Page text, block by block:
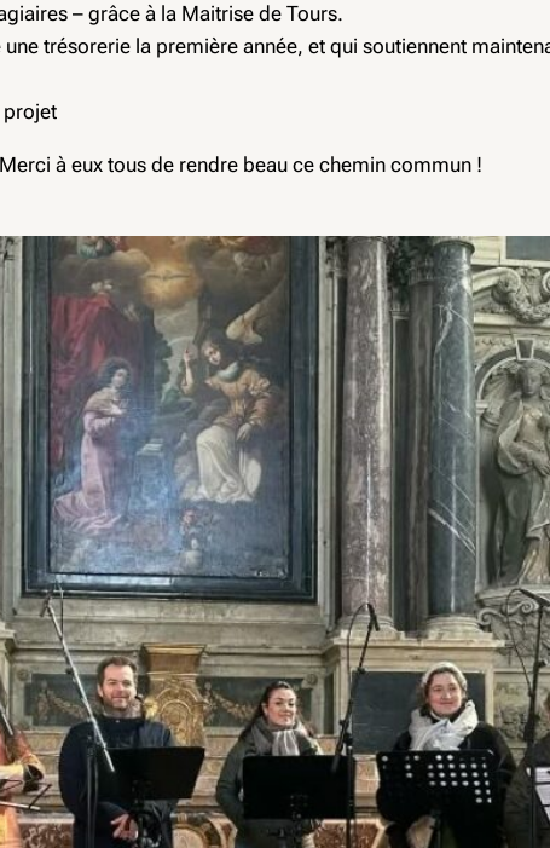
– grâce à la Maitrise de Tours.
trésorerie la première année, et qui soutiennent
projet
Merci à eux tous de rendre beau ce chemin commun !